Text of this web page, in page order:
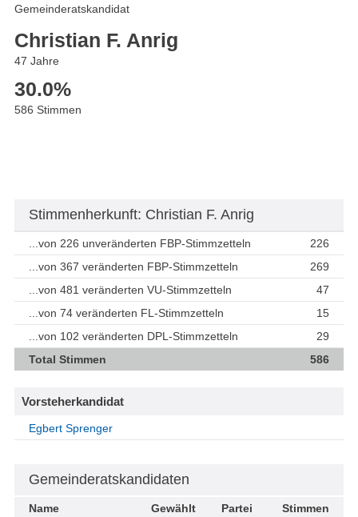
Gemeinderatskandidat
Christian F. Anrig
47 Jahre
30.0%
586 Stimmen
Stimmenherkunft: Christian F. Anrig
...von 226 unveränderten FBP-Stimmzetteln
226
...von 367 veränderten FBP-Stimmzetteln
269
...von 481 veränderten VU-Stimmzetteln
47
...von 74 veränderten FL-Stimmzetteln
15
...von 102 veränderten DPL-Stimmzetteln
29
Total Stimmen
586
Vorsteherkandidat
Egbert Sprenger
Gemeinderatskandidaten
Name Gewählt Partei Stimmen